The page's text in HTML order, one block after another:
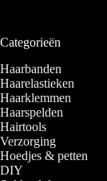
Categorieën
Haarbanden
Haarelastieken
Haarklemmen
Haarspelden
Hairtools
Verzorging
Hoedjes & petten
DIY